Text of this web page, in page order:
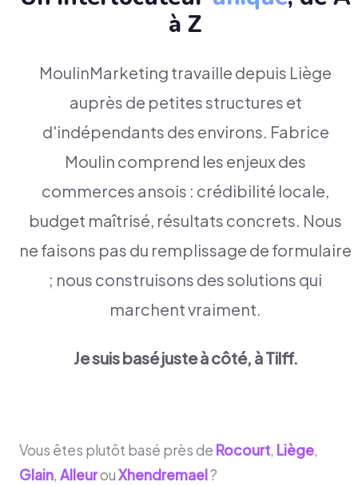
à Z
MoulinMarketing travaille depuis Liège
auprès de petites structures et
d'indépendants des environs. Fabrice
Moulin comprend les enjeux des
commerces ansois : crédibilité locale,
budget maîtrisé, résultats concrets. Nous
ne faisons pas du remplissage de formulaire
; nous construisons des solutions qui
marchent vraiment.
Je suis basé juste à côté, à Tilff.
Vous êtes plutôt basé près de Rocourt, Liège,
Glain, AlleurouXhendremael?